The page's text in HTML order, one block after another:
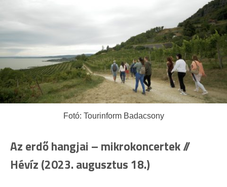
Fotó: Tourinform Badacsony
Az erdő hangjai – mikrokoncertek //
Hévíz (2023. augusztus 18.)